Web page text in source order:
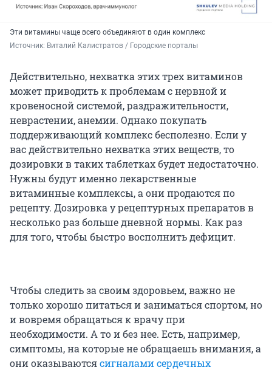
Эти витамины чаще всего объединяют в один комплекс
Источник: Виталий Калистратов / Городские порталы
Действительно, нехватка этих трех витаминов
может приводить к проблемам с нервной и
кровеносной системой, раздражительности,
неврастении, анемии. Однако покупать
поддерживающий комплекс бесполезно. Если у
вас действительно нехватка этих веществ, то
дозировки в таких таблетках будет недостаточно.
Нужны будут именно лекарственные
витаминные комплексы, а они продаются по
рецепту. Дозировка у рецептурных препаратов в
несколько раз больше дневной нормы. Как раз
для того, чтобы быстро восполнить дефицит.
Чтобы следить за своим здоровьем, важно не
только хорошо питаться и заниматься спортом, но
и вовремя обращаться к врачу при
необходимости. А то и без нее. Есть, например,
симптомы, на которые не обращаешь внимания, а
они оказываютсясигналами сердечных